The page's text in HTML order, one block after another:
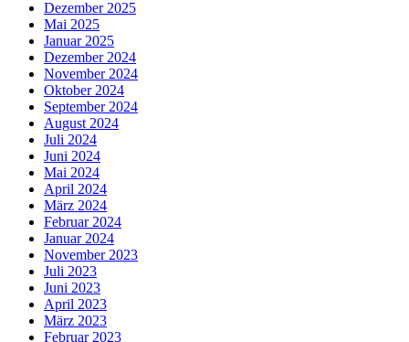
Dezember 2025
Mai 2025
Januar 2025
Dezember 2024
November 2024
Oktober 2024
September 2024
August 2024
Juli 2024
Juni 2024
Mai 2024
April 2024
März 2024
Februar 2024
Januar 2024
November 2023
Juli 2023
Juni 2023
April 2023
März 2023
Februar 2023